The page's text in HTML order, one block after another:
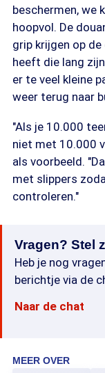
beschermen, we
hoopvol. De
grip krijgen op
heeft die lang
er te veel kleine
weer terug naar
"Als je 10.000
niet met 10.000
als voorbeeld.
met slippers
controleren."
Vragen? Stel
Heb je nog
berichtje via de
Naar de chat
MEER OVER